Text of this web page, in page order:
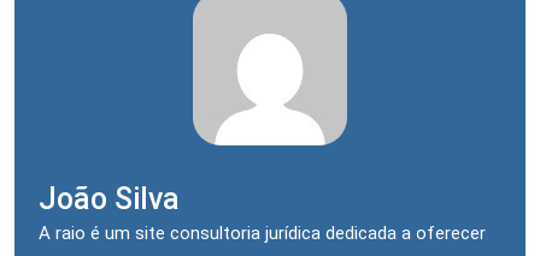
João Silva
A raio é um site consultoria jurídica dedicada a oferecer